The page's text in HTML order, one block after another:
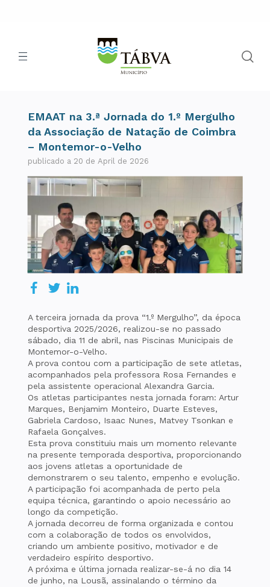
EMAAT na 3.ª Jornada do 1.º Mergulho
da Associação de Natação de Coimbra
– Montemor-o-Velho
publicado a 20 de April de 2026
A terceira jornada da prova “1.º Mergulho”, da época
desportiva 2025/2026, realizou-se no passado
sábado, dia 11 de abril, nas Piscinas Municipais de
Montemor-o-Velho.
A prova contou com a participação de sete atletas,
acompanhados pela professora Rosa Fernandes e
pela assistente operacional Alexandra Garcia.
Os atletas participantes nesta jornada foram: Artur
Marques, Benjamim Monteiro, Duarte Esteves,
Gabriela Cardoso, Isaac Nunes, Matvey Tsonkan e
Rafaela Gonçalves.
Esta prova constituiu mais um momento relevante
na presente temporada desportiva, proporcionando
aos jovens atletas a oportunidade de
demonstrarem o seu talento, empenho e evolução.
A participação foi acompanhada de perto pela
equipa técnica, garantindo o apoio necessário ao
longo da competição.
A jornada decorreu de forma organizada e contou
com a colaboração de todos os envolvidos,
criando um ambiente positivo, motivador e de
verdadeiro espírito desportivo.
A próxima e última jornada realizar-se-á no dia 14
de junho, na Lousã, assinalando o término da